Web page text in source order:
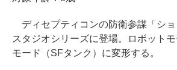
ディセプティコンの防衛参謀「シ
スタジオシリーズに登場。ロボット
モード（SFタンク）に変形する。